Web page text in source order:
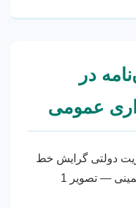
در
عمومی